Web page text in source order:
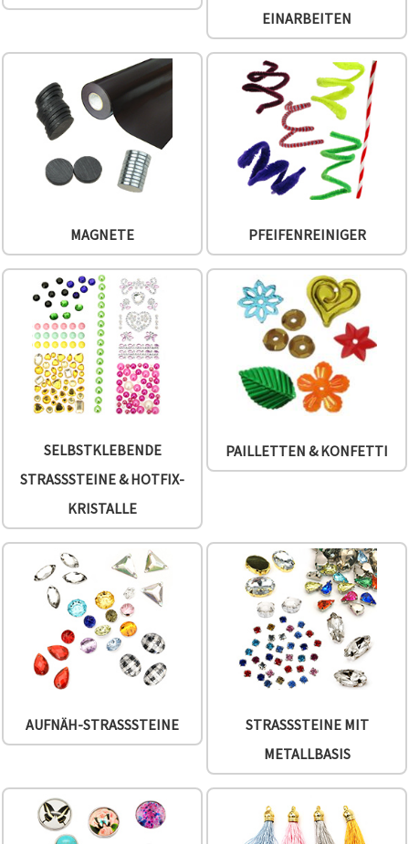
können Sie
oder
Datenschutzerklärung
Cookie-
Richtlinie
Alle
akzeptieren
Einstellungen
EINARBEITEN
MAGNETE PFEIFENREINIGER
SELBSTKLEBENDE
STRASSSTEINE & HOTFIX-
KRISTALLE
PAILLETTEN & KONFETTI
AUFNÄH-STRASSSTEINE
STRASSSTEINE MIT
METALLBASIS